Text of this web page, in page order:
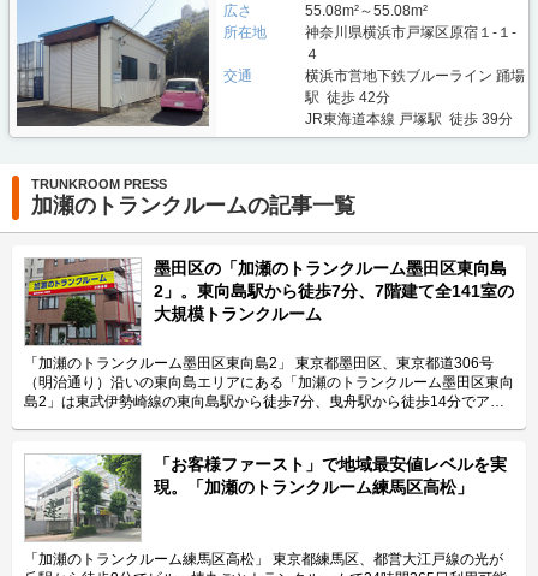
広さ
55.08m²～55.08m²
所在地
神奈川県横浜市戸塚区原宿１-１-
４
交通
横浜市営地下鉄ブルーライン 踊場
駅 徒歩 42分
JR東海道本線 戸塚駅 徒歩 39分
TRUNKROOM PRESS
加瀬のトランクルームの記事一覧
墨田区の「加瀬のトランクルーム墨田区東向島
2」。東向島駅から徒歩7分、7階建て全141室の
大規模トランクルーム
「加瀬のトランクルーム墨田区東向島2」 東京都墨田区、東京都道306号
（明治通り）沿いの東向島エリアにある「加瀬のトランクルーム墨田区東向
島2」は東武伊勢崎線の東向島駅から徒歩7分、曳舟駅から徒歩14分でアク
在）を運用する株式会社加瀬倉庫です。 今回は、株式会社加瀬倉庫が運営
している「加瀬のトランクルーム墨田区東向島2」の特長や利用用途などを
ご紹介致します。 「加瀬のトランクルーム墨田区東向島2」の特長を教えて
ください。 「加瀬のトランクルーム墨田区東向島2」は7階建てのビル一棟
をトランクルーム専用施設として、141室を運営中の大規模トランクルーム
です。全141室のトランクルームには、0.3帖から4.6帖まで全28種類のサイ
「お客様ファースト」で地域最安値レベルを実
現。「加瀬のトランクルーム練馬区高松」
「加瀬のトランクルーム練馬区高松」 東京都練馬区、都営大江戸線の光が